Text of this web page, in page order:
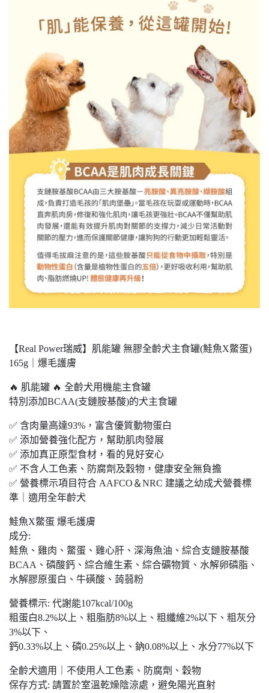
【Real Power瑞威】肌能罐 無膠全齡犬主食罐(鮭魚X鱉蛋)
165g｜爆毛護膚
🔥 肌能罐 🔥 全齡犬用機能主食罐
特別添加BCAA(支鏈胺基酸)的犬主食罐
✅ 含肉量高達93%，富含優質動物蛋白
✅ 添加營養強化配方，幫助肌肉發展
✅ 添加真正原型食材，看的見好安心
✅ 不含人工色素、防腐劑及穀物，健康安全無負擔
✅ 營養標示項目符合 AAFCO＆NRC 建議之幼成犬營養標
準｜適用全年齡犬
鮭魚X鱉蛋 爆毛護膚
成分:
鮭魚、雞肉、鱉蛋、雞心肝、深海魚油、綜合支鏈胺基酸
BCAA、磷酸鈣、綜合維生素、綜合礦物質、水解卵磷脂、
水解膠原蛋白、牛磺酸、蒟蒻粉
營養標示: 代謝能107kcal/100g
粗蛋白8.2%以上、粗脂肪8%以上、粗纖維2%以下、粗灰分
3%以下、
鈣0.33%以上、磷0.25%以上、鈉0.08%以上、水分77%以下
全齡犬適用｜不使用人工色素、防腐劑、穀物
保存方式: 請置於室溫乾燥陰涼處，避免陽光直射